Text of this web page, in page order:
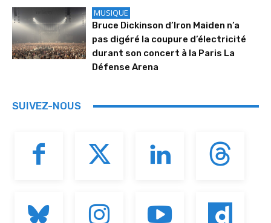
MUSIQUE
Bruce Dickinson d’Iron Maiden n’a
pas digéré la coupure d’électricité
durant son concert à la Paris La
Défense Arena
SUIVEZ-NOUS